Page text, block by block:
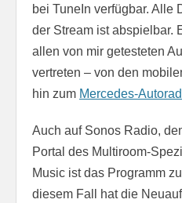
bei TuneIn verfügbar. Alle
der Stream ist abspielbar.
allen von mir getesteten
vertreten – von den
hin zum Mercedes-
Auch auf Sonos Radio,
Portal des Multiroom-
Music ist das Programm
diesem Fall hat die